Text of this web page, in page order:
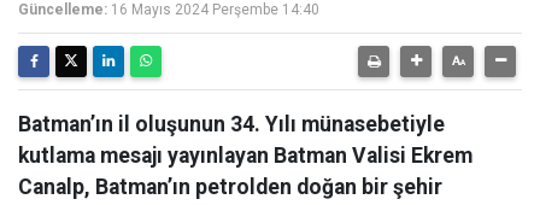
Güncelleme: 16 Mayıs 2024 Perşembe 14:40
Batman’ın il oluşunun 34. Yılı münasebetiyle
kutlama mesajı yayınlayan Batman Valisi Ekrem
Canalp, Batman’ın petrolden doğan bir şehir